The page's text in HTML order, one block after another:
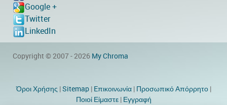
Google +
Twitter
LinkedIn
Copyright © 2007 - 2026 My Chroma
Όροι Χρήσης |Sitemap| Eπικοινωνία| Προσωπικό Απόρρητο|
Ποιοί Είμαστε| Εγγραφή